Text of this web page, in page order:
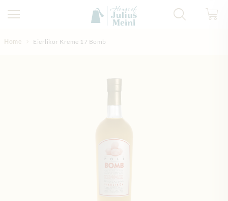
Home Eierlikör Kreme 17 Bomb